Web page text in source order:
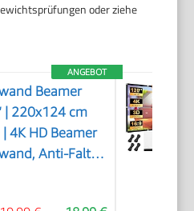
oder ziehe
ANGEBOT
Beamer
| 220x124 cm
| 4K HD Beamer
Anti-Falten